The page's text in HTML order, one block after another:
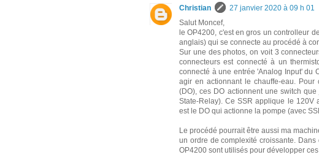
Christian
27 janvier 2020 à 09 h 01
Salut Moncef,
le OP4200, c'est en gros un controlleur
anglais) qui se connecte au procédé à
Sur une des photos, on voit 3
connecteurs est connecté à un
connecté à une entrée 'Analog Input' du
agir en actionnant le chauffe-eau.
(DO), ces DO actionnent une switch
State-Relay). Ce SSR applique le 120V
est le DO qui actionne la pompe (avec
Le procédé pourrait être aussi ma
un ordre de complexité croissante.
OP4200 sont utilisés pour développer